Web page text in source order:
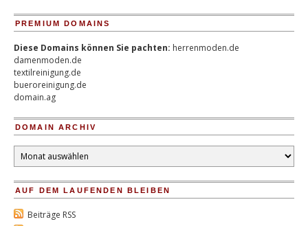
PREMIUM DOMAINS
Diese Domains können Sie pachten: herrenmoden.de
damenmoden.de
textilreinigung.de
bueroreinigung.de
domain.ag
DOMAIN ARCHIV
Domain
Archiv
AUF DEM LAUFENDEN BLEIBEN
Beiträge RSS